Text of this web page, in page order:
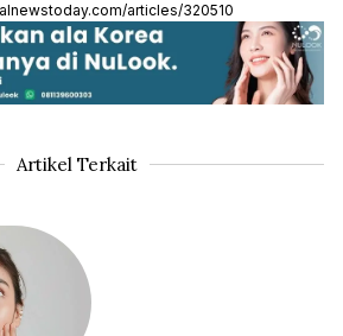
articles/320510
Artikel Terkait